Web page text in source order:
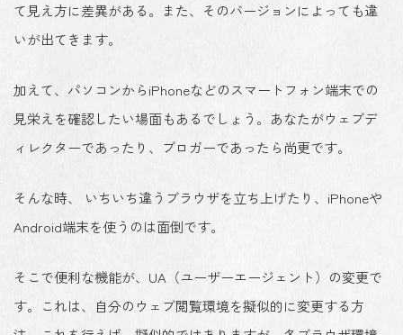
て見え方に差異がある。また、そのバージョンによっても違
いが出てきます。
加えて、パソコンからiPhoneなどのスマートフォン端末での
見栄えを確認したい場面もあるでしょう。あなたがウェブデ
ィレクターであったり、ブロガーであったら尚更です。
そんな時、 いちいち違うブラウザを立ち上げたり、iPhoneや
Android端末を使うのは面倒です。
そこで便利な機能が、UA（ユーザーエージェント）の変更で
す。これは、自分のウェブ閲覧環境を擬似的に変更する方